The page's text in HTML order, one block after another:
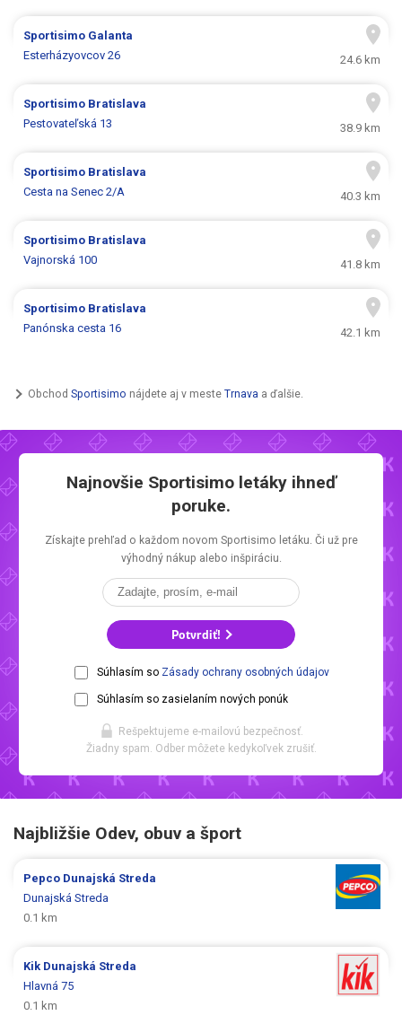
Sportisimo Galanta
Esterházyovcov 26
24.6 km
Sportisimo Bratislava
Pestovateľská 13
38.9 km
Sportisimo Bratislava
Cesta na Senec 2/A
40.3 km
Sportisimo Bratislava
Vajnorská 100
41.8 km
Sportisimo Bratislava
Panónska cesta 16
42.1 km
Obchod Sportisimo nájdete aj v meste Trnava a ďalšie.
Najnovšie Sportisimo letákyihneď
poruke.
Získajte prehľad o každom novom Sportisimo letáku. Či už pre
výhodný nákup alebo inšpiráciu.
Potvrdiť!
Súhlasím so Zásady ochrany osobných údajov
Súhlasím so zasielaním nových ponúk
Rešpektujeme e-mailovú bezpečnosť.
Žiadny spam. Odber môžete kedykoľvek zrušiť.
Najbližšie Odev, obuv a šport
Pepco Dunajská Streda
Dunajská Streda
0.1 km
Kik Dunajská Streda
Hlavná 75
0.1 km